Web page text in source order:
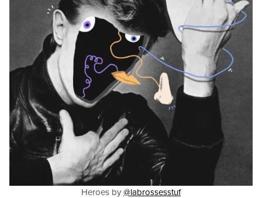
Heroes by @labrossesstuf